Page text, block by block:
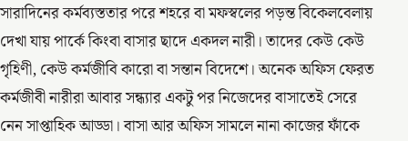
সারাদিনের কর্মব্যস্ততার পরে শহরে বা মফস্বলের পড়ন্ত বিকেলবেলায়
দেখা যায় পার্কে কিংবা বাসার ছাদে একদল নারী। তাদের কেউ কেউ
গৃহিণী, কেউ কর্মজীবি কারো বা সন্তান বিদেশে। অনেক অফিস ফেরত
কর্মজীবী নারীরা আবার সন্ধ্যার একটু পর নিজেদের বাসাতেই সেরে
নেন সাপ্তাহিক আড্ডা। বাসা আর অফিস সামলে নানা কাজের ফাঁকে